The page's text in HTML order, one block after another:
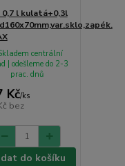
0,7 l kulatá+0,3l
Kč/ks
bez
centrální
| odešleme do 2-3
prac. dnů
do košíku